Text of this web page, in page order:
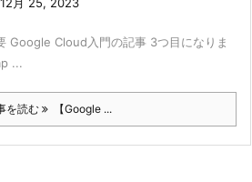
Google Cloud入門の記事 3つ目になりま
...
を読む 【Google ...